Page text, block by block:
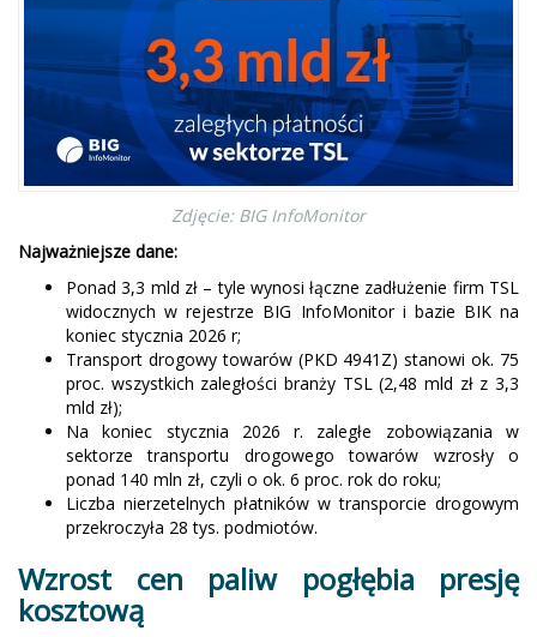
Zdjęcie: BIG InfoMonitor
Najważniejsze dane:
Ponad 3,3 mld zł – tyle wynosi łączne zadłużenie firm TSL
widocznych w rejestrze BIG InfoMonitor i bazie BIK na
koniec stycznia 2026 r;
Transport drogowy towarów (PKD 4941Z) stanowi ok. 75
proc. wszystkich zaległości branży TSL (2,48 mld zł z 3,3
mld zł);
Na koniec stycznia 2026 r. zaległe zobowiązania w
sektorze transportu drogowego towarów wzrosły o
ponad 140 mln zł, czyli o ok. 6 proc. rok do roku;
Liczba nierzetelnych płatników w transporcie drogowym
przekroczyła 28 tys. podmiotów.
Wzrost cen paliw pogłębia presję
kosztową